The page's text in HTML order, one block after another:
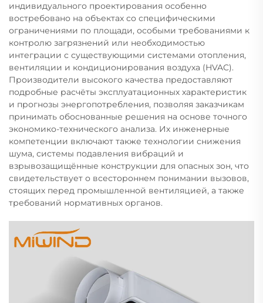
индивидуального проектирования особенно
востребовано на объектах со специфическими
ограничениями по площади, особыми требованиями к
контролю загрязнений или необходимостью
интеграции с существующими системами отопления,
вентиляции и кондиционирования воздуха (HVAC).
Производители высокого качества предоставляют
подробные расчёты эксплуатационных характеристик
и прогнозы энергопотребления, позволяя заказчикам
принимать обоснованные решения на основе точного
экономико-технического анализа. Их инженерные
компетенции включают также технологии снижения
шума, системы подавления вибраций и
взрывозащищённые конструкции для опасных зон, что
свидетельствует о всестороннем понимании вызовов,
стоящих перед промышленной вентиляцией, а также
требований нормативных органов.